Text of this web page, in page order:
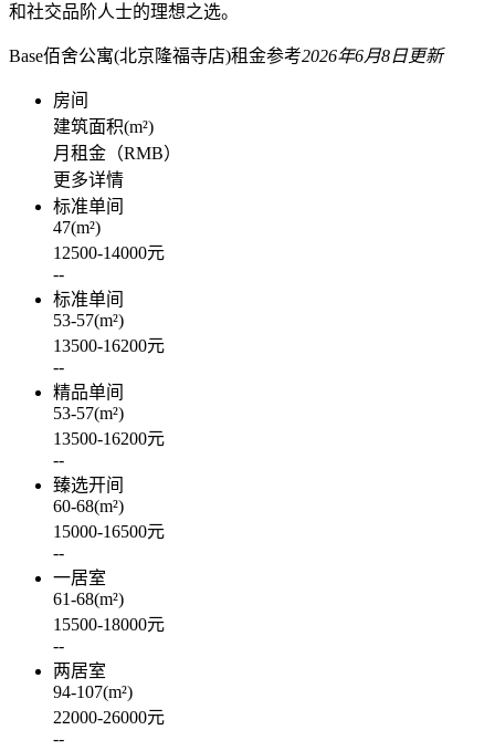
和社交品阶人士的理想之选。
Base佰舍公寓(北京隆福寺店)租金参考2026年6月8日更新
房间
建筑面积(m²)
月租金（RMB）
更多详情
标准单间
47(m²)
12500-14000元
--
标准单间
53-57(m²)
13500-16200元
--
精品单间
53-57(m²)
13500-16200元
--
臻选开间
60-68(m²)
15000-16500元
--
一居室
61-68(m²)
15500-18000元
--
两居室
94-107(m²)
22000-26000元
--